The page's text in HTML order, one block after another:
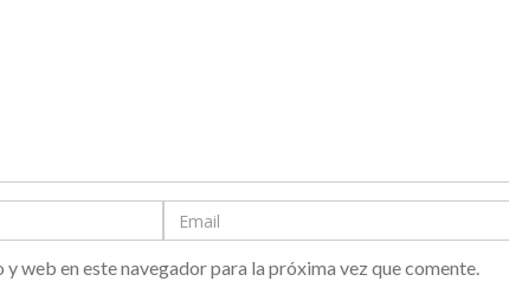
web en este navegador para la próxima vez que comente.